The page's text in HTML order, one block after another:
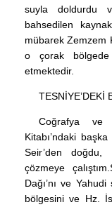
suyla doldurdu
bahsedilen
mübarek Zemzem
o çorak
etmektedir.
TESNİYE’DEKİ
Coğrafya ve
Kitabı’ndaki
Seir’den doğdu,
çözmeye
Dağı’nı ve
bölgesini ve Hz.